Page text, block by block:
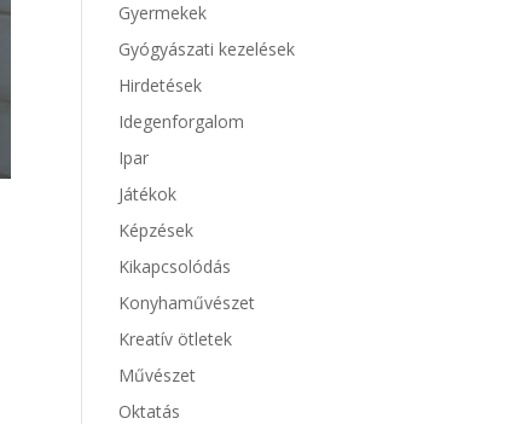
Gyermekek
Gyógyászati kezelések
Hirdetések
Idegenforgalom
Ipar
Játékok
Képzések
Kikapcsolódás
Konyhaművészet
Kreatív ötletek
Művészet
Oktatás